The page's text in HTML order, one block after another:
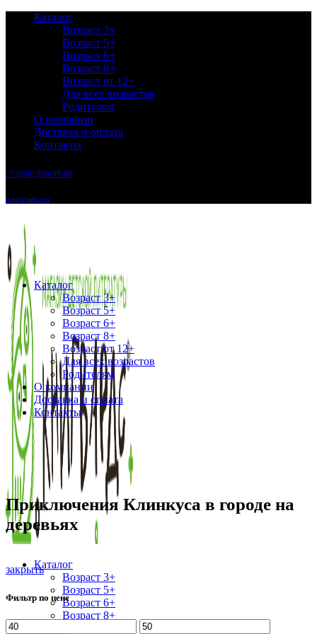
Каталог
Возраст 3+
Возраст 5+
Возраст 6+
Возраст 8+
Возраст от 12+
Для всех возрастов
Родителям
О компании
Доставка и оплата
Контакты
+7 (999) 999-99-99
info@info.ru
Каталог
Возраст 3+
Возраст 5+
Возраст 6+
Возраст 8+
Каталог
Возраст 3+
Возраст 5+
Возраст 6+
Возраст 8+
Возраст от 12+
Для всех возрастов
Родителям
О компании
Доставка и оплата
Контакты
Приключения Клинкуса в городе на
деревьях
закрыть
Фильтр по цене
Минимальная
Максимальная